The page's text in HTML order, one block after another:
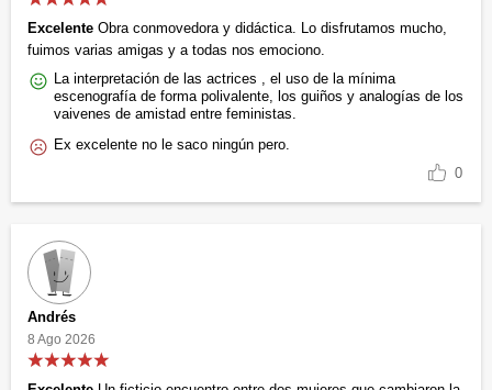
Excelente Obra conmovedora y didáctica. Lo disfrutamos mucho,
fuimos varias amigas y a todas nos emociono.
La interpretación de las actrices , el uso de la mínima
escenografía de forma polivalente, los guiños y analogías de los
vaivenes de amistad entre feministas.
Ex excelente no le saco ningún pero.
0
Andrés
8 Ago 2026